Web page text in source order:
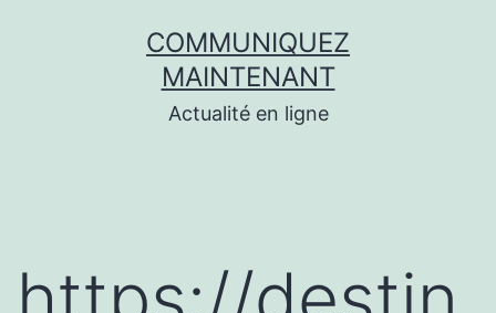
COMMUNIQUEZ
MAINTENANT
Actualité en ligne